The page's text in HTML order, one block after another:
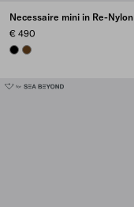
Necessaire mini in Re-Nylon
€ 490
BLACKBRANDY